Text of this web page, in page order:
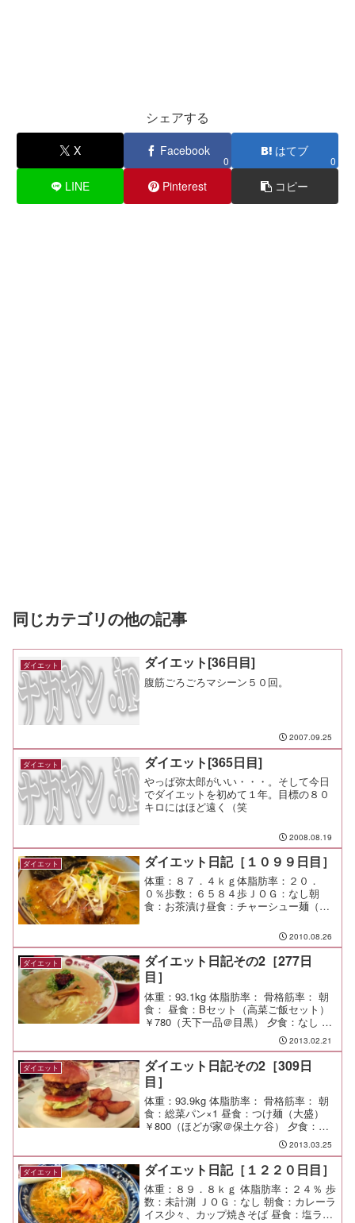
シェアする
X Facebook
0
はてブ
0
LINE Pinterest コピー
同じカテゴリの他の記事
ダイエット ダイエット[36日目]
腹筋ごろごろマシーン５０回。
2007.09.25
ダイエット ダイエット[365日目]
やっぱ弥太郎がいい・・・。そして今日
でダイエットを初めて１年。目標の８０
キロにはほど遠く（笑
2008.08.19
ダイエット ダイエット日記［１０９９日目］
体重：８７．４ｋｇ体脂肪率：２０．
０％歩数：６５８４歩ＪＯＧ：なし朝
食：お茶漬け昼食：チャーシュー麺（横
溝ノ口間食：メモ：異動した仲間を迎え
てバックパッカー呑み
2010.08.26
ダイエット
ダイエット日記その2［277日
目］
体重：93.1kg 体脂肪率： 骨格筋率： 朝
食： 昼食：Bセット（高菜ご飯セット）
￥780（天下一品＠目黒） 夕食：なし 間
食： 運動：ジョギング9.6km 60分 メ
2013.02.21
ダイエット
ダイエット日記その2［309日
目］
体重：93.9kg 体脂肪率： 骨格筋率： 朝
食：総菜パン×1 昼食：つけ麺（大盛）
￥800（ほどが家＠保土ケ谷） 夕食：ダ
ブルチーズバーガー￥1,570（as classics
diner＠駒沢）旨い。 ただひたすらに旨
い。 間食： 運動...
2013.03.25
ダイエット ダイエット日記［１２２０日目］
体重：８９．８ｋｇ 体脂肪率：２４％ 歩
数：未計測 ＪＯＧ：なし 朝食：カレーラ
イス少々、カップ焼きそば 昼食：塩ラー